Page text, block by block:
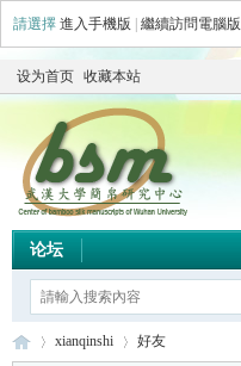
請選擇 進入手機版 繼續訪問電腦版
设为首页 收藏本站
论坛
xianqinshi 好友